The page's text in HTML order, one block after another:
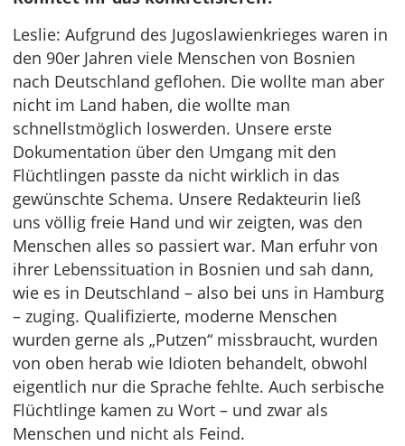
Leslie: Aufgrund des Jugoslawienkrieges waren in
den 90er Jahren viele Menschen von Bosnien
nach Deutschland geflohen. Die wollte man aber
nicht im Land haben, die wollte man
schnellstmöglich loswerden. Unsere erste
Dokumentation über den Umgang mit den
Flüchtlingen passte da nicht wirklich in das
gewünschte Schema. Unsere Redakteurin ließ
uns völlig freie Hand und wir zeigten, was den
Menschen alles so passiert war. Man erfuhr von
ihrer Lebenssituation in Bosnien und sah dann,
wie es in Deutschland – also bei uns in Hamburg
– zuging. Qualifizierte, moderne Menschen
wurden gerne als „Putzen“ missbraucht, wurden
von oben herab wie Idioten behandelt, obwohl
eigentlich nur die Sprache fehlte. Auch serbische
Flüchtlinge kamen zu Wort – und zwar als
Menschen und nicht als Feind.